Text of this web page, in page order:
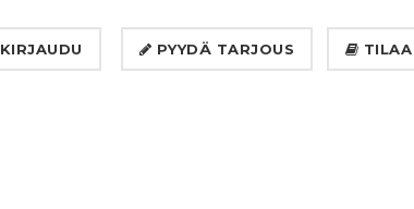
PYYDÄ TARJOUS
KIRJAUDU